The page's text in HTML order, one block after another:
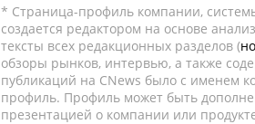
* Страница-профиль компании,
создается редактором на основе
тексты всех редакционных разделов (
обзоры рынков, интервью, а также
публикаций на CNews было с именем
профиль. Профиль может быть
презентацией о компании или